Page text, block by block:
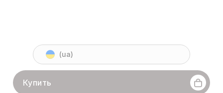
(ua)
Купить